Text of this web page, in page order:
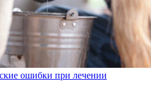
ошибки при лечении